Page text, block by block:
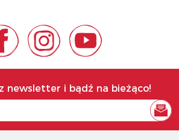
newsletter i bądź na bieżąco!